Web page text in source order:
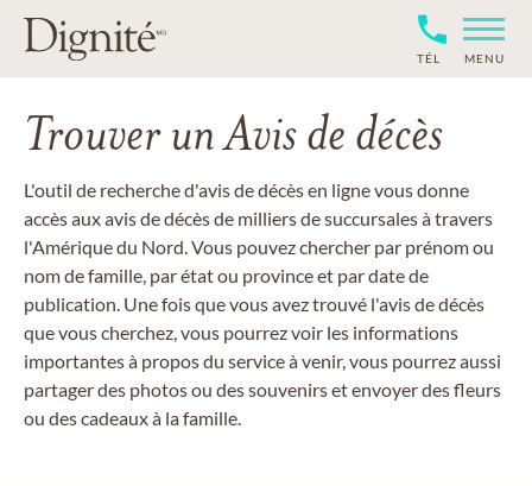
TÉL MENU
Trouver un Avis de décès
L'outil de recherche d'avis de décès en ligne vous donne
accès aux avis de décès de milliers de succursales à travers
l'Amérique du Nord. Vous pouvez chercher par prénom ou
nom de famille, par état ou province et par date de
publication. Une fois que vous avez trouvé l'avis de décès
que vous cherchez, vous pourrez voir les informations
importantes à propos du service à venir, vous pourrez aussi
partager des photos ou des souvenirs et envoyer des fleurs
ou des cadeaux à la famille.